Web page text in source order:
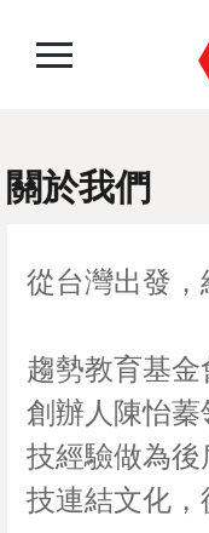
關於我們
從台灣出發
趨勢教育基金
創辦人陳怡
技經驗做為
技連結文化